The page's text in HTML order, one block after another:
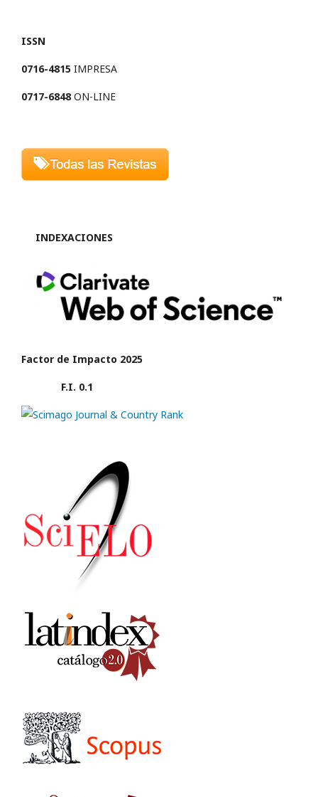
ISSN
0716-4815 IMPRESA
0717-6848ON-LINE
INDEXACIONES
Factor de Impacto 2025
F.I. 0.1